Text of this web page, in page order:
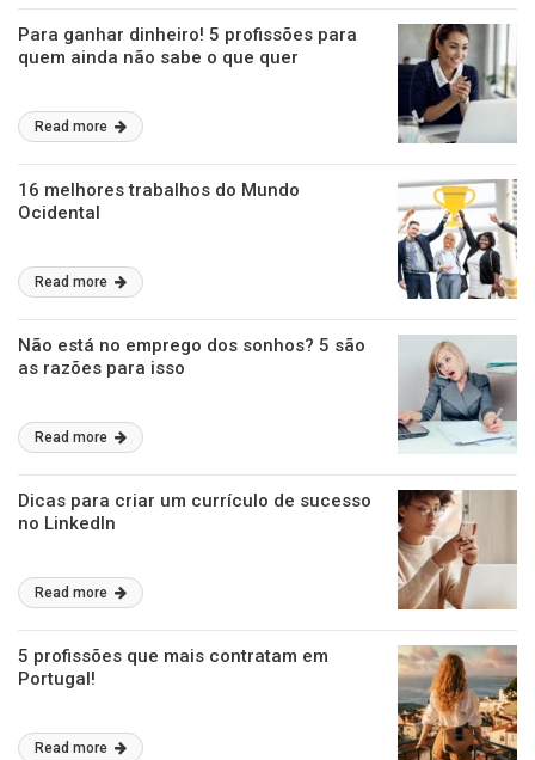
Para ganhar dinheiro! 5 profissões para
quem ainda não sabe o que quer
Read more
16 melhores trabalhos do Mundo
Ocidental
Read more
Não está no emprego dos sonhos? 5 são
as razões para isso
Read more
Dicas para criar um currículo de sucesso
no LinkedIn
Read more
5 profissões que mais contratam em
Portugal!
Read more